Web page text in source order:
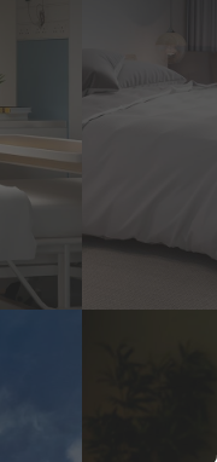
위
며
성